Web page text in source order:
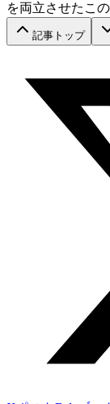
を両立させたこ
記事トップ